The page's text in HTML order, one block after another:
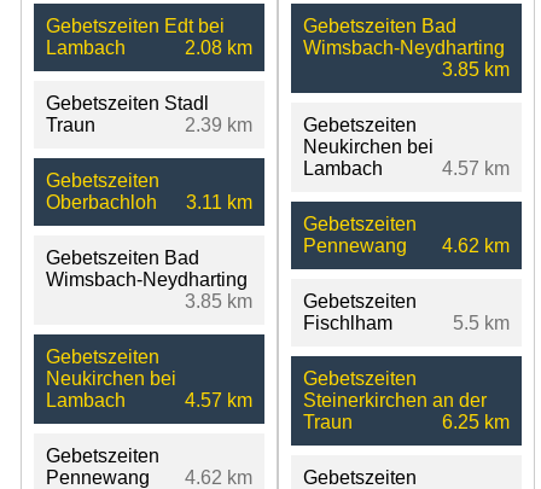
Gebetszeiten Edt bei
Lambach
2.08 km
Gebetszeiten Stadl
Traun
2.39 km
Gebetszeiten
Oberbachloh
3.11 km
Gebetszeiten Bad
Wimsbach-Neydharting
3.85 km
Gebetszeiten
Neukirchen bei
Lambach
4.57 km
Gebetszeiten
Pennewang
4.62 km
Gebetszeiten Bad
Wimsbach-Neydharting
3.85 km
Gebetszeiten
Neukirchen bei
Lambach
4.57 km
Gebetszeiten
Pennewang
4.62 km
Gebetszeiten
Fischlham
5.5 km
Gebetszeiten
Steinerkirchen an der
Traun
6.25 km
Gebetszeiten